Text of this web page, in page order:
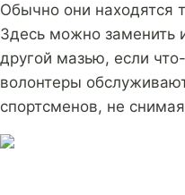
Обычно они находятся
Здесь можно заменить
другой мазью, если
волонтеры
спортсменов, не